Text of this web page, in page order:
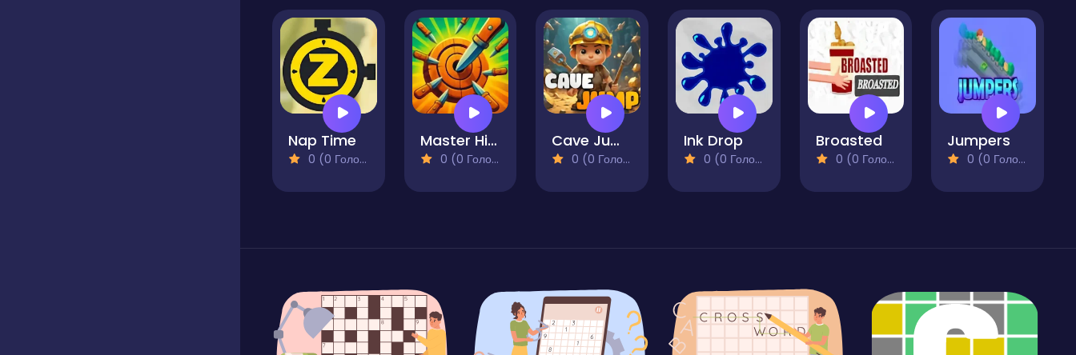
Nap Time
0 (0 Голосів)
Master Hit Boss Hunter
0 (0 Голосів)
Cave Jump
0 (0 Голосів)
Ink Drop
0 (0 Голосів)
Broasted
0 (0 Голосів)
Jumpers
0 (0 Голосів)